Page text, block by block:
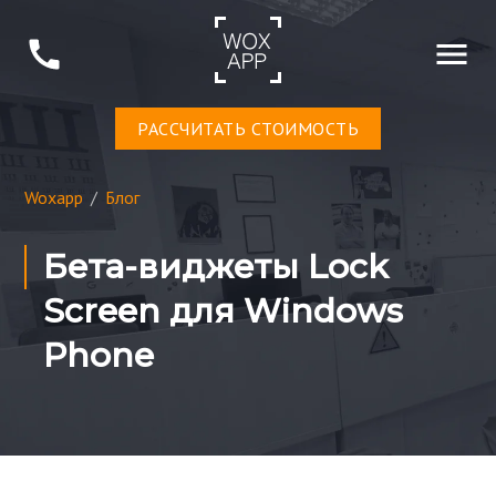
РАСCЧИТАТЬ СТОИМОСТЬ
Woxapp / Блог
Бета-виджеты Lock
Screen для Windows
Phone